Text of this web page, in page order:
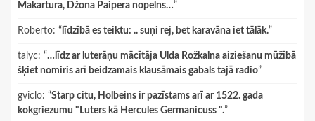
Makartura, Džona Paipera nopelns…”
Roberto: “ līdzībā es teiktu: .. suņi rej, bet karavāna iet tālāk.”
talyc: “…līdz ar luterāņu mācītāja Ulda Rožkalna aiziešanu mūžībā
šķiet nomiris arī beidzamais klausāmais gabals tajā radio”
gviclo: “Starp citu, Holbeins ir pazīstams arī ar 1522. gada
kokgriezumu "Luters kā Hercules Germanicuss ".”